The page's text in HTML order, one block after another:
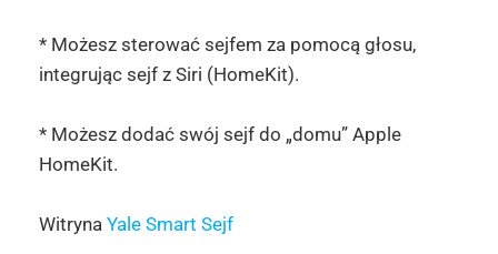
* Możesz sterować sejfem za pomocą głosu,
integrując sejf z Siri (HomeKit).
* Możesz dodać swój sejf do „domu” Apple
HomeKit.
Witryna Yale Smart Sejf